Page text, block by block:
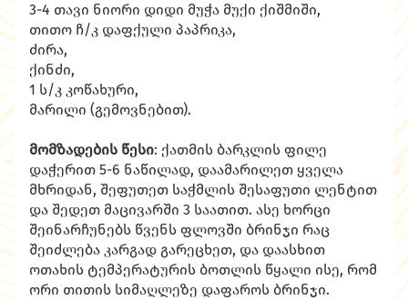
3-4 თავი ნიორი დიდი მუჭა მუქი ქიშმიში,
თითო ჩ/კ დაფქული პაპრიკა,
ძირა,
ქინძი,
1 ს/კ კოწახური,
მარილი (გემოვნებით).
მომზადების წესი: ქათმის ბარკლის ფილე
დაჭერით 5-6 ნაწილად, დაამარილეთ ყველა
მხრიდან, შეფუთეთ საჭმლის შესაფუთი ლენტით
და შედეთ მაცივარში 3 საათით. ასე ხორცი
შეინარჩუნებს წვენს ფლოვში ბრინჯი რაც
შეიძლება კარგად გარეცხეთ, და დაასხით
ოთახის ტემპერატურის ბოთლის წყალი ისე, რომ
ორი თითის სიმაღლეზე დაფაროს ბრინჯი.